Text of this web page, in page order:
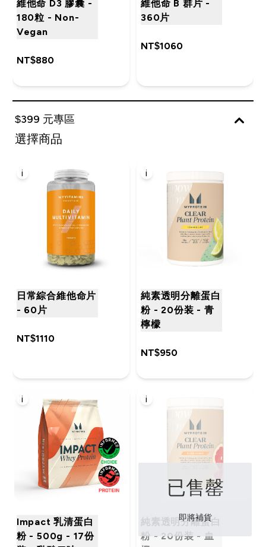
維他命 D3 膠囊 -
180粒 - Non-
Vegan
NT$880‎
維他命 B 群片 -
360片
NT$1060‎
$399 元專區
選擇商品
i
日常綜合維他命片
- 60片
NT$1110‎
i
純素透明分離蛋白
粉 - 20份装 - 青
檸檬
NT$950‎
i
Impact 乳清蛋白
粉 - 500g - 17份
i
純素透明分離蛋白
粉 - 20份装 - 血
已售罄
即將補貨